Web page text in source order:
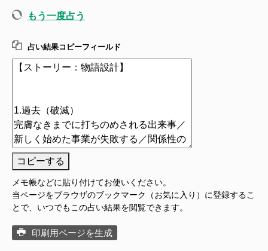
もう一度占う
占い結果コピーフィールド
コピーする
メモ帳などに貼り付けてお使いください。
当ページをブラウザのブックマーク（お気に入り）に登録するこ
とで、いつでもこの占い結果を閲覧できます。
印刷用ページを生成